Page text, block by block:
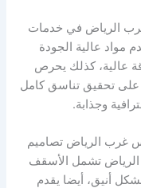
الرياض في خدمات
عالية الجودة
عالية، كذلك يحرص
تحقيق تناسق كامل
وجذابة.
غرب الرياض تصاميم
تشمل الأسقف
أنيق، أيضا يقدم